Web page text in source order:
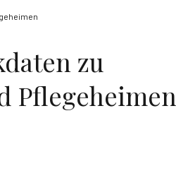
zu
Pflegeheimen